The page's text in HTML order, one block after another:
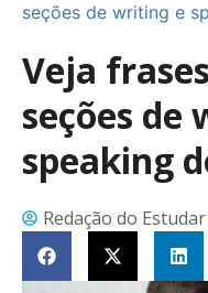
seções de writing e
Veja
seções de
speaking
Redação do